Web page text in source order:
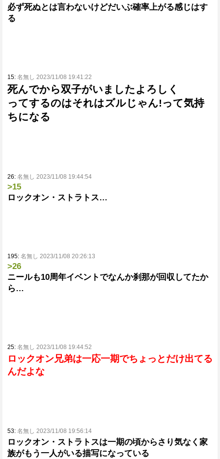
必ず死ぬとは言わないけどだいぶ確率上がる感じはす
る
15: 名無し 2023/11/08 19:41:22
死んでから双子がいましたよろしく
ってするのはそれはズルじゃん!って気持
ちになる
26: 名無し 2023/11/08 19:44:54
>15
ロックオン・ストラトス…
195: 名無し 2023/11/08 20:26:13
>26
ニールも10周年イベントでなんか刹那が回収してたか
ら…
25: 名無し 2023/11/08 19:44:52
ロックオン兄弟は一応一期でちょっとだけ出てる
んだよな
53: 名無し 2023/11/08 19:56:14
ロックオン・ストラトスは一期の頃からさり気なく家
族がもう一人がいる描写になっている